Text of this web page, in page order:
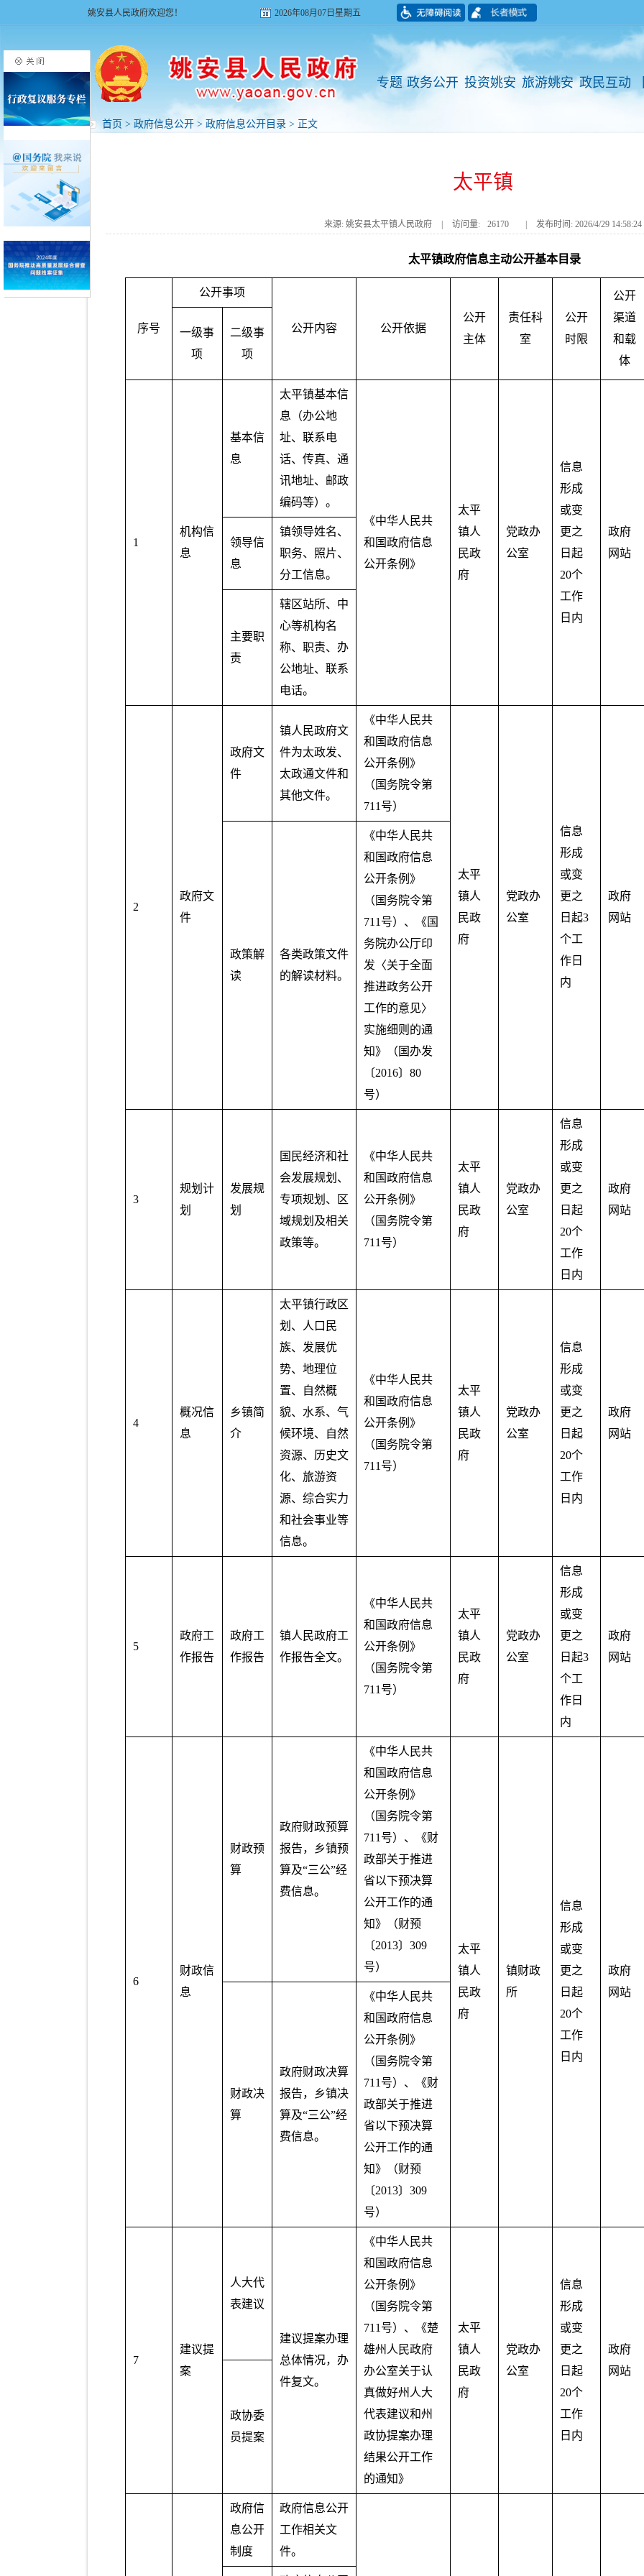
姚安县人民政府欢迎您！ 2026年08月07日星期五
专题 政务公开 投资姚安 旅游姚安 政民互动
首页 > 政府信息公开 > 政府信息公开目录 > 正文
太平镇
来源: 姚安县太平镇人民政府 访问量: 26170 发布时间: 2026/4/29 14:58:24
太平镇政府信息主动公开基本目录
序号
公开事项
公开内容 公开依据
公开
主体
责任科
室
公开
时限
公开
渠道
和载
体
一级事
项
二级事
项
1
机构信
息
基本信
息
太平镇基本信
息（办公地
址、联系电
话、传真、通
讯地址、邮政
编码等）。
《中华人民共
和国政府信息
公开条例》
太平
镇人
民政
府
党政办
公室
信息
形成
或变
更之
日起
20个
工作
日内
政府
网站
领导信
息
镇领导姓名、
职务、照片、
分工信息。
主要职
责
辖区站所、中
心等机构名
称、职责、办
公地址、联系
电话。
2
政府文
件
政府文
件
镇人民政府文
件为太政发、
太政通文件和
其他文件。
《中华人民共
和国政府信息
公开条例》
（国务院令第
711号）
太平
镇人
民政
府
党政办
公室
信息
形成
或变
更之
日起3
个工
作日
内
政府
网站
政策解
读
各类政策文件
的解读材料。
《中华人民共
和国政府信息
公开条例》
（国务院令第
711号）、《国
务院办公厅印
发〈关于全面
推进政务公开
工作的意见〉
实施细则的通
知》（国办发
〔2016〕80
号）
3
规划计
划
发展规
划
国民经济和社
会发展规划、
专项规划、区
域规划及相关
政策等。
《中华人民共
和国政府信息
公开条例》
（国务院令第
711号）
太平
镇人
民政
府
党政办
公室
信息
形成
或变
更之
日起
20个
工作
日内
政府
网站
4
概况信
息
乡镇简
介
太平镇行政区
划、人口民
族、发展优
势、地理位
置、自然概
貌、水系、气
候环境、自然
资源、历史文
化、旅游资
源、综合实力
和社会事业等
信息。
《中华人民共
和国政府信息
公开条例》
（国务院令第
711号）
太平
镇人
民政
府
党政办
公室
信息
形成
或变
更之
日起
20个
工作
日内
政府
网站
5
政府工
作报告
政府工
作报告
镇人民政府工
作报告全文。
《中华人民共
和国政府信息
公开条例》
（国务院令第
711号）
太平
镇人
民政
府
党政办
公室
信息
形成
或变
更之
日起3
个工
作日
内
政府
网站
6
财政信
息
财政预
算
政府财政预算
报告，乡镇预
算及“三公”经
费信息。
《中华人民共
和国政府信息
公开条例》
（国务院令第
711号）、《财
政部关于推进
省以下预决算
公开工作的通
知》（财预
〔2013〕309
号）
太平
镇人
民政
府
镇财政
所
信息
形成
或变
更之
日起
20个
工作
日内
政府
网站
财政决
算
政府财政决算
报告，乡镇决
算及“三公”经
费信息。
《中华人民共
和国政府信息
公开条例》
（国务院令第
711号）、《财
政部关于推进
省以下预决算
公开工作的通
知》（财预
〔2013〕309
号）
7
建议提
案
人大代
表建议
建议提案办理
总体情况，办
件复文。
《中华人民共
和国政府信息
公开条例》
（国务院令第
711号）、《楚
雄州人民政府
办公室关于认
真做好州人大
代表建议和州
政协提案办理
结果公开工作
的通知》
太平
镇人
民政
府
党政办
公室
信息
形成
或变
更之
日起
20个
工作
日内
政府
网站
政协委
员提案
政府信
息公开
制度
政府信息公开
工作相关文
件。